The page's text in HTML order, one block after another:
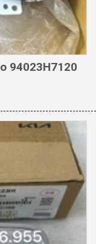
94023H7120